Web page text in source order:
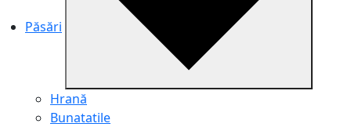
Păsări
Hrană
Bunatatile